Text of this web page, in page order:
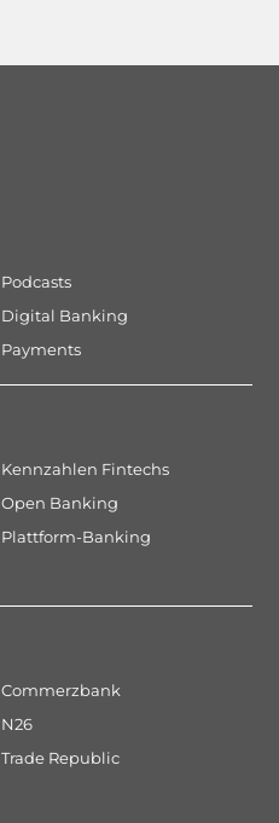
Podcasts
Digital Banking
Payments
Kennzahlen Fintechs
Open Banking
Plattform-Banking
Commerzbank
N26
Trade Republic